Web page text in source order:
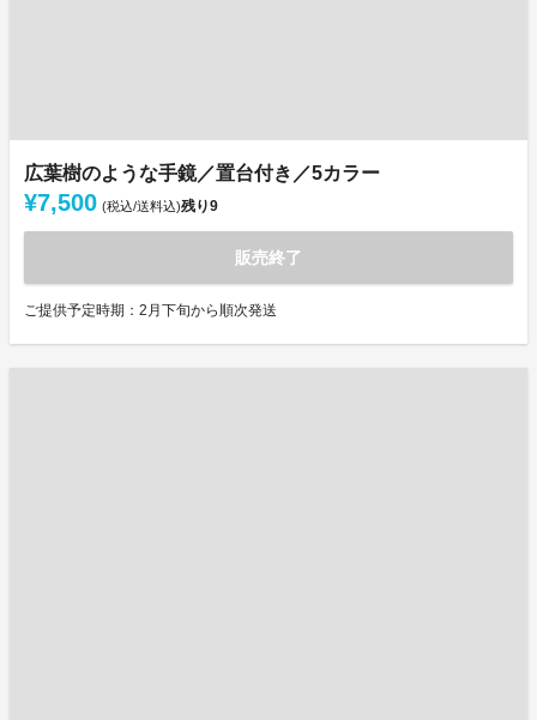
広葉樹のような手鏡／置台付き／5カラー
¥7,500 (税込/送料込)残り9
販売終了
ご提供予定時期：2月下旬から順次発送